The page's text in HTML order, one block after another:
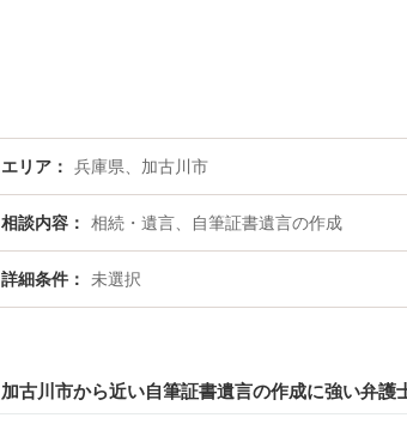
エリア 兵庫県、加古川市
相談内容 相続・遺言、自筆証書遺言の作成
詳細条件 未選択
加古川市から近い自筆証書遺言の作成に強い弁護